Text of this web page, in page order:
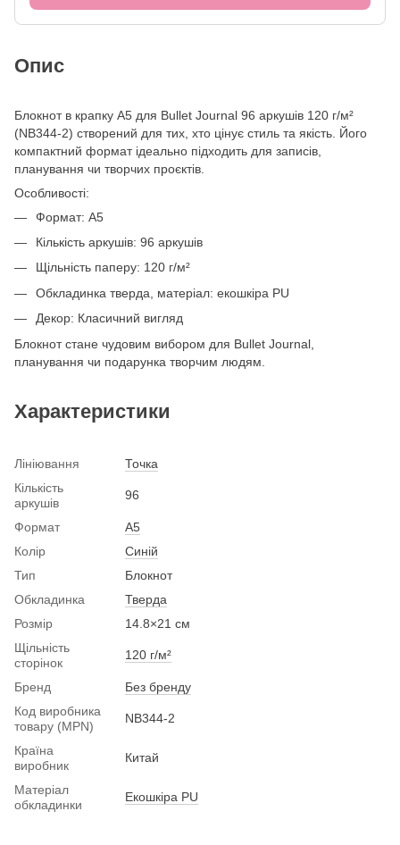
Опис
Блокнот в крапку А5 для Bullet Journal 96 аркушів 120 г/м²
(NB344-2) створений для тих, хто цінує стиль та якість. Його
компактний формат ідеально підходить для записів,
планування чи творчих проєктів.
Особливості:
Формат: A5
Кількість аркушів: 96 аркушів
Щільність паперу: 120 г/м²
Обкладинка тверда, матеріал: екошкіра PU
Декор: Класичний вигляд
Блокнот стане чудовим вибором для Bullet Journal,
планування чи подарунка творчим людям.
Характеристики
Лініювання
Точка
Кількість
аркушів
96
Формат
A5
Колір
Синій
Тип
Блокнот
Обкладинка
Тверда
Розмір
14.8×21 см
Щільність
сторінок
120 г/м²
Бренд
Без бренду
Код виробника
товару (MPN)
NB344-2
Країна
виробник
Китай
Матеріал
обкладинки
Екошкіра PU